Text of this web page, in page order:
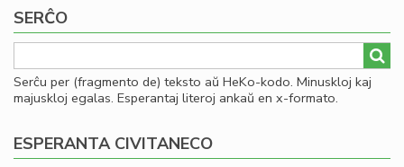
SERĈO
Serĉu per (fragmento de) teksto aŭ HeKo-kodo. Minuskloj kaj
majuskloj egalas. Esperantaj literoj ankaŭ en x-formato.
ESPERANTA CIVITANECO